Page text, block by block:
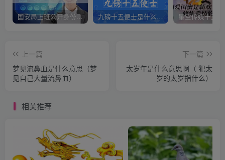
国安局上班公开身份是什么（国安身份对家人保密吗） 九磅十五便士是什么意思（九磅十五便士是什么梗）
上一篇
梦见流鼻血是什么意思（梦
见自己大量流鼻血）
下一篇
太岁年是什么意思啊（ 犯太
岁的太岁指什么）
相关推荐